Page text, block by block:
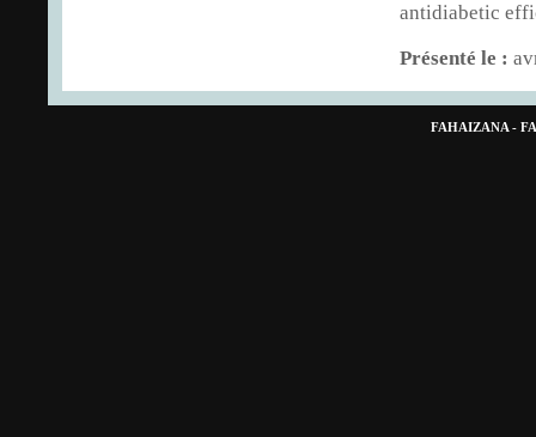
antidiabetic
Présenté le :
FAHAIZANA -